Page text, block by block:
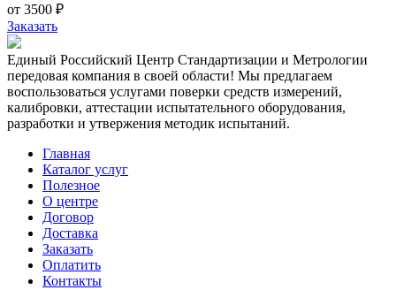
от 3500 ₽
Заказать
Единый Российский Центр Стандартизации и Метрологии
передовая компания в своей области! Мы предлагаем
воспользоваться услугами поверки средств измерений,
калибровки, аттестации испытательного оборудования,
разработки и утвержения методик испытаний.
Главная
Каталог услуг
Полезное
О центре
Договор
Доставка
Заказать
Оплатить
Контакты